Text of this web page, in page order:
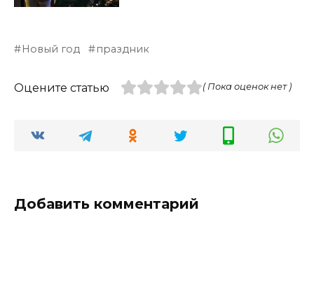
Новый год праздник
Оцените статью ( Пока оценок нет )
Добавить комментарий